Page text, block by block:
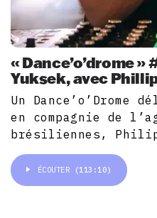
« Dance’o’drome »
Yuksek, avec
Un Dance’o’Drome
en compagnie de
brésiliennes,
ÉCOUTER (113:10)